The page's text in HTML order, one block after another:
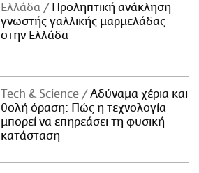
Ελλάδα
Προληπτική ανάκληση
γνωστής γαλλικής μαρμελάδας
στην Ελλάδα
Τech & Science
Αδύναμα χέρια και
θολή όραση: Πώς η τεχνολογία
μπορεί να επηρεάσει τη φυσική
κατάσταση